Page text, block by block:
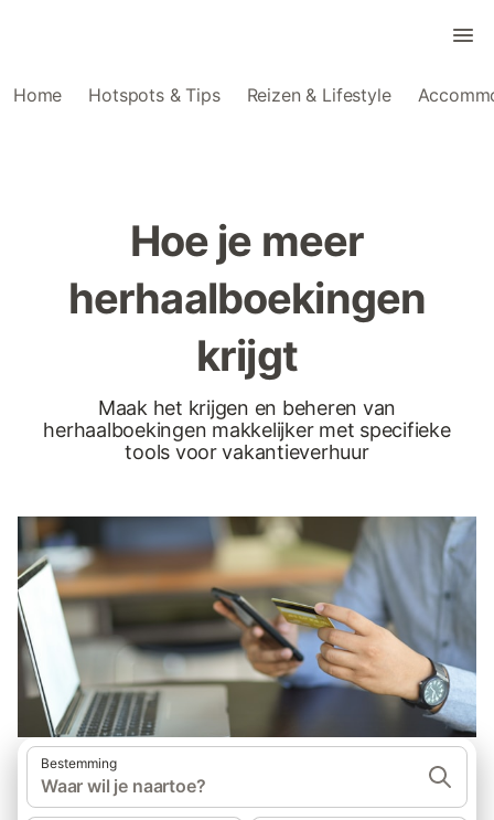
Home Hotspots & Tips Reizen & Lifestyle
Hoe je meer
herhaalboekingen
krijgt
Maak het krijgen en beheren van
herhaalboekingen makkelijker met specifieke
tools voor vakantieverhuur
Bestemming
Waar wil je naartoe?